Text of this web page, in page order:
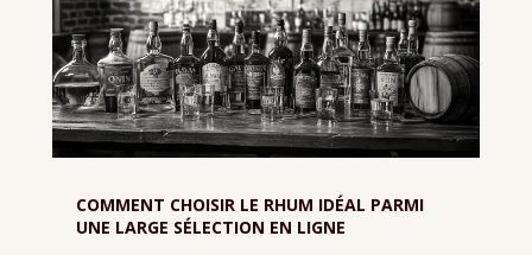
COMMENT CHOISIR LE RHUM IDÉAL PARMI
UNE LARGE SÉLECTION EN LIGNE